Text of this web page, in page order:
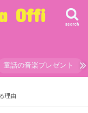
Offi
search
童話の音楽プレゼント
理由